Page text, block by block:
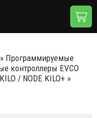
» Программируемые
контроллеры EVCO
/ NODE KILO+ »